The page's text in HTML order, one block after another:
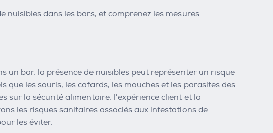
nuisibles dans les bars, et comprenez les mesures
bar, la présence de nuisibles peut représenter un risque
les souris, les cafards, les mouches et les parasites des
sur la sécurité alimentaire, l'expérience client et la
les risques sanitaires associés aux infestations de
les éviter.